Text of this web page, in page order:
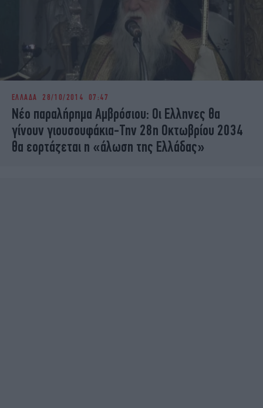
ΕΛΛΑΔΑ 28/10/2014 07:47
Νέο παραλήρημα Αμβρόσιου: Οι Ελληνες θα
γίνουν γιουσουφάκια-Την 28η Οκτωβρίου 2034
θα εορτάζεται η «άλωση της Ελλάδας»